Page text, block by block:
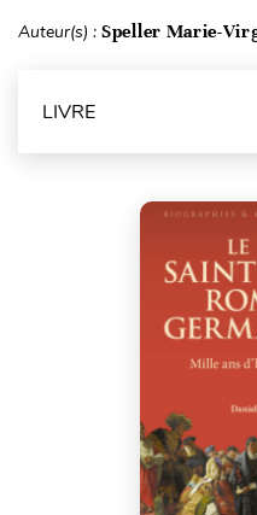
Auteur(s) : Speller Marie-
LIVRE